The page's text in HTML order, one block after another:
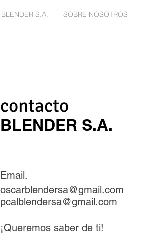
BLENDER S.A. SOBRE NOSOTROS
contacto
BLENDER S.A.
Email.
oscarblendersa@gmail.com
pcalblendersa@gmail.com
¡Queremos saber de ti!